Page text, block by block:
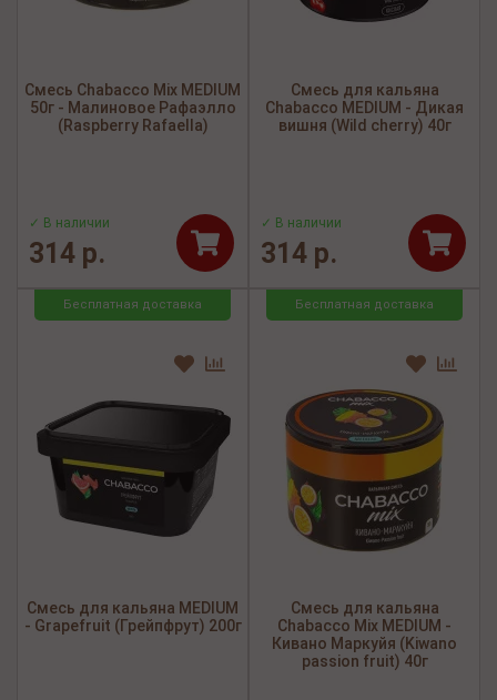
Смесь Chabacco Mix MEDIUM
50г - Малиновое Рафаэлло
(Raspberry Rafaella)
✓ В наличии
314 р.
Смесь для кальяна
Chabacco MEDIUM - Дикая
вишня (Wild cherry) 40г
✓ В наличии
314 р.
Бесплатная доставка
Смесь для кальяна MEDIUM
- Grapefruit (Грейпфрут) 200г
Бесплатная доставка
Смесь для кальяна
Chabacco Mix MEDIUM -
Кивано Маркуйя (Kiwano
passion fruit) 40г